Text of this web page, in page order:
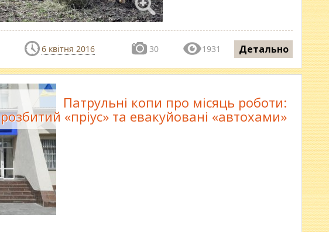
6 квітня 2016 30 1931 Детально
Патрульні копи про місяць роботи:
розбитий «пріус» та евакуйовані «автохами»